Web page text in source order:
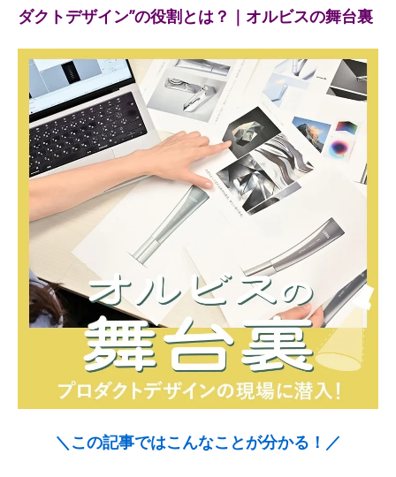
ダクトデザイン”の役割とは？｜オルビスの舞台裏
＼この記事ではこんなことが分かる！／